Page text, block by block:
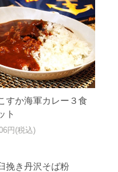
すか海軍カレー３食
ト
円(税込)
挽き丹沢そば粉